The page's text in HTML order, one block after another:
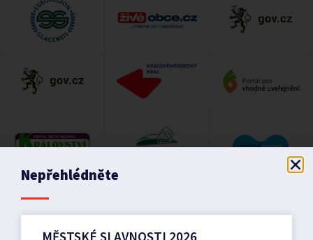
Nepřehlédněte
MĚSTSKÉ SLAVNOSTI 2026